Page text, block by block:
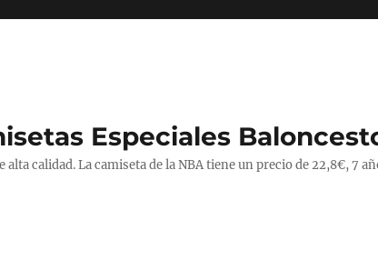
Especiales Baloncesto
calidad. La camiseta de la NBA tiene un precio de 22,8€, 7